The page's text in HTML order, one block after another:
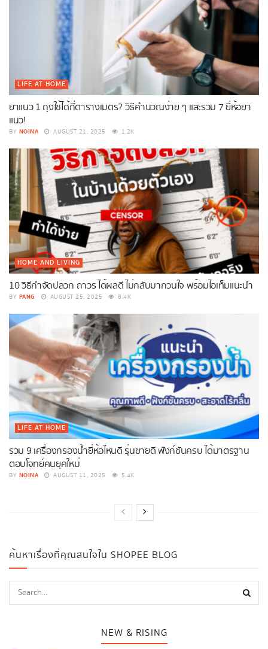
LIFE AT HOME
ยาแนว 1 ถุงใช้ได้กี่ตารางเมตร? วิธีคำนวณง่าย ๆ และรวม 7 ยี่ห้อยา
แนว!
BY NOINA AUGUST 21, 2025 1.2K
HOME AND LIVING
10 วิธีกําจัดปลวก ถาวร ได้ผลดี ไม่กลับมากวนใจ พร้อมไอเท็มแนะนำ
BY PANG AUGUST 25, 2025 8.4K
LIFE AT HOME
รวม 9 เครื่องกรองน้ำยี่ห้อไหนดี รุ่นขายดี ฟังก์ชันครบ ได้มาตรฐาน
ตอบโจทย์คนยุคใหม่
BY NOINA AUGUST 11, 2025 5.4K
ค้นหาเรื่องที่คุณสนใจใน SHOPEE BLOG
NEW & RISING